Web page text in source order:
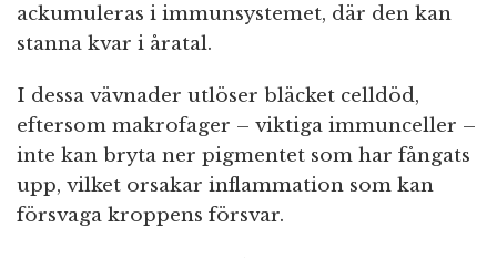
ackumuleras i immunsystemet, där den kan
stanna kvar i åratal.
I dessa vävnader utlöser bläcket celldöd,
eftersom makrofager – viktiga immunceller –
inte kan bryta ner pigmentet som har fångats
upp, vilket orsakar inflammation som kan
försvaga kroppens försvar.